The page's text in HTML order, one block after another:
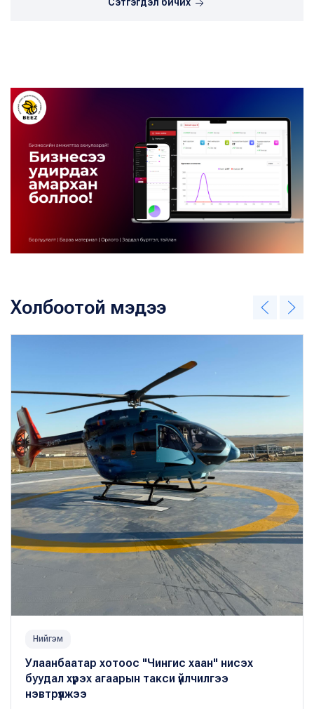
Сэтгэгдэл бичих
Холбоотой мэдээ
Нийгэм
Улаанбаатар хотоос "Чингис хаан" нисэх
буудал хүрэх агаарын такси үйлчилгээ
нэвтрүүлжээ